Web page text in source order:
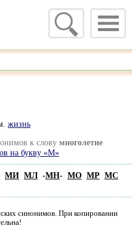
жизнь
к слову многолетие
на букву «М»
МИ МЛ-МН- МО МР МС
синонимов. При копировании